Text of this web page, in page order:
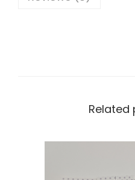
Related